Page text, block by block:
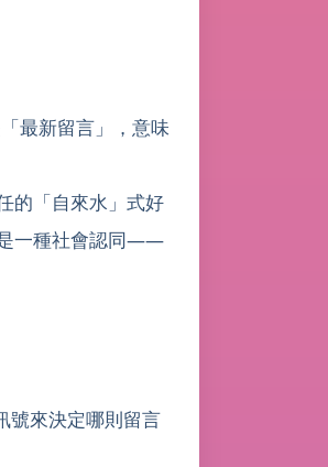
最新留言」，意味
的「自來水」式好
是一種社會認同——
號來決定哪則留言